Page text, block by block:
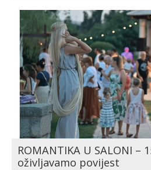
ROMANTIKA U SALONI –
oživljavamo povijest